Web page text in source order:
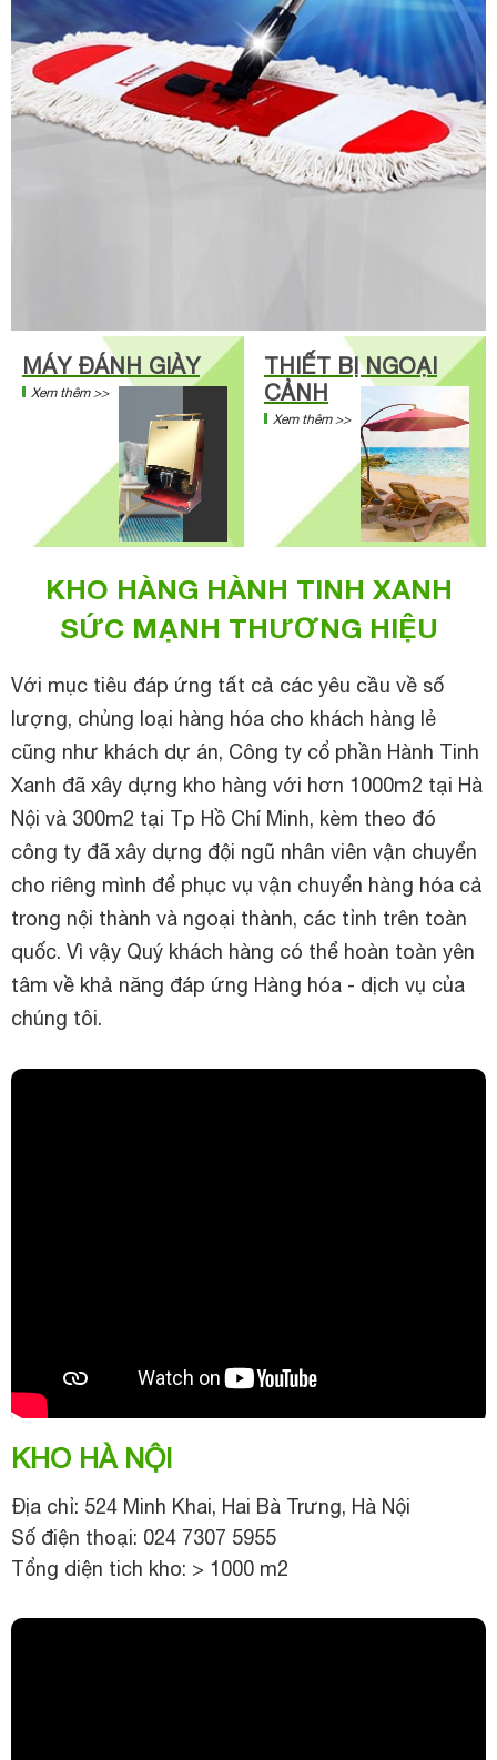
MÁY ĐÁNH GIÀY
Xem thêm >>
THIẾT BỊ NGOẠI
CẢNH
Xem thêm >>
KHO HÀNG HÀNH TINH XANH
SỨC MẠNH THƯƠNG HIỆU
Với mục tiêu đáp ứng tất cả các yêu cầu về số
lượng, chủng loại hàng hóa cho khách hàng lẻ
cũng như khách dự án, Công ty cổ phần Hành Tinh
Xanh đã xây dựng kho hàng với hơn 1000m2 tại Hà
Nội và 300m2 tại Tp Hồ Chí Minh, kèm theo đó
công ty đã xây dựng đội ngũ nhân viên vận chuyển
cho riêng mình để phục vụ vận chuyển hàng hóa cả
trong nội thành và ngoại thành, các tỉnh trên toàn
quốc. Vì vậy Quý khách hàng có thể hoàn toàn yên
tâm về khả năng đáp ứng Hàng hóa - dịch vụ của
chúng tôi.
KHO HÀ NỘI
Địa chỉ: 524 Minh Khai, Hai Bà Trưng, Hà Nội
Số điện thoại: 024 7307 5955
Tổng diện tich kho: > 1000 m2